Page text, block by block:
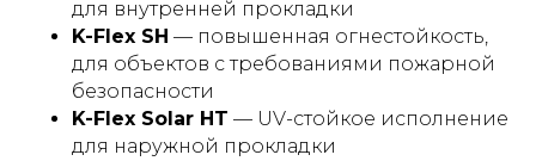
для внутренней прокладки
K-Flex SH — повышенная огнестойкость,
для объектов с требованиями пожарной
безопасности
K-Flex Solar HT — UV-стойкое исполнение
для наружной прокладки